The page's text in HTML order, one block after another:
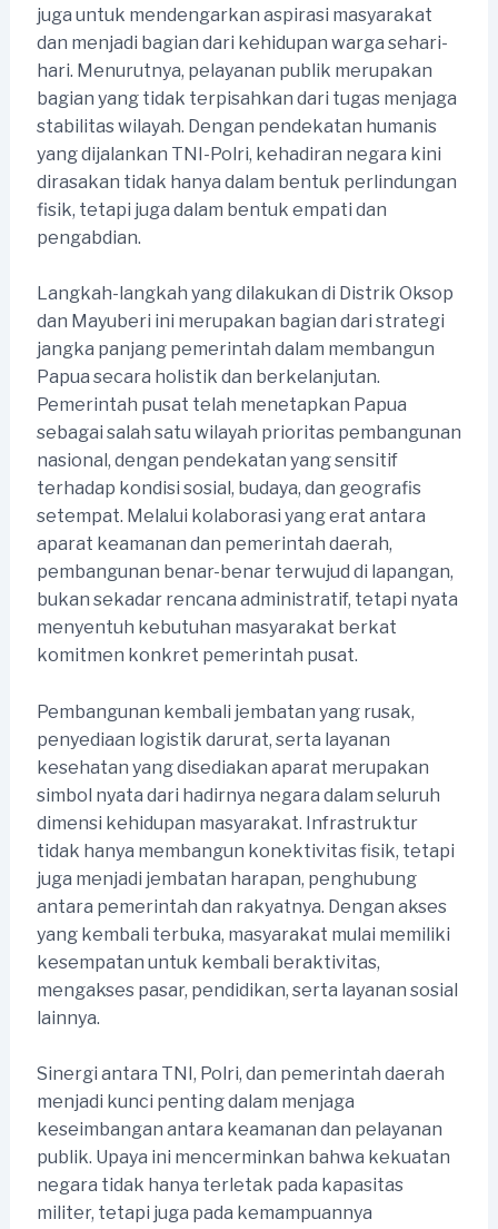
juga untuk mendengarkan aspirasi masyarakat
dan menjadi bagian dari kehidupan warga sehari-
hari. Menurutnya, pelayanan publik merupakan
bagian yang tidak terpisahkan dari tugas menjaga
stabilitas wilayah. Dengan pendekatan humanis
yang dijalankan TNI-Polri, kehadiran negara kini
dirasakan tidak hanya dalam bentuk perlindungan
fisik, tetapi juga dalam bentuk empati dan
pengabdian.
Langkah-langkah yang dilakukan di Distrik Oksop
dan Mayuberi ini merupakan bagian dari strategi
jangka panjang pemerintah dalam membangun
Papua secara holistik dan berkelanjutan.
Pemerintah pusat telah menetapkan Papua
sebagai salah satu wilayah prioritas pembangunan
nasional, dengan pendekatan yang sensitif
terhadap kondisi sosial, budaya, dan geografis
setempat. Melalui kolaborasi yang erat antara
aparat keamanan dan pemerintah daerah,
pembangunan benar-benar terwujud di lapangan,
bukan sekadar rencana administratif, tetapi nyata
menyentuh kebutuhan masyarakat berkat
komitmen konkret pemerintah pusat.
Pembangunan kembali jembatan yang rusak,
penyediaan logistik darurat, serta layanan
kesehatan yang disediakan aparat merupakan
simbol nyata dari hadirnya negara dalam seluruh
dimensi kehidupan masyarakat. Infrastruktur
tidak hanya membangun konektivitas fisik, tetapi
juga menjadi jembatan harapan, penghubung
antara pemerintah dan rakyatnya. Dengan akses
yang kembali terbuka, masyarakat mulai memiliki
kesempatan untuk kembali beraktivitas,
mengakses pasar, pendidikan, serta layanan sosial
lainnya.
Sinergi antara TNI, Polri, dan pemerintah daerah
menjadi kunci penting dalam menjaga
keseimbangan antara keamanan dan pelayanan
publik. Upaya ini mencerminkan bahwa kekuatan
negara tidak hanya terletak pada kapasitas
militer, tetapi juga pada kemampuannya